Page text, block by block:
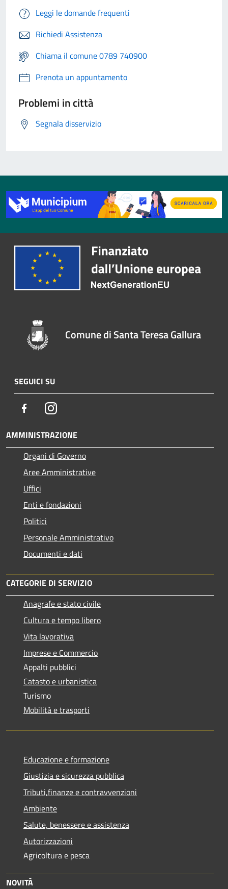
Leggi le domande frequenti
Richiedi Assistenza
Chiama il comune 0789 740900
Prenota un appuntamento
Problemi in città
Segnala disservizio
Comune di Santa Teresa Gallura
SEGUICI SU
FacebookInstagram
AMMINISTRAZIONE
Organi di Governo
Aree Amministrative
Uffici
Enti e fondazioni
Politici
Personale Amministrativo
Documenti e dati
CATEGORIE DI SERVIZIO
Anagrafe e stato civile
Cultura e tempo libero
Vita lavorativa
Imprese e Commercio
Appalti pubblici
Catasto e urbanistica
Turismo
Mobilità e trasporti
Educazione e formazione
Giustizia e sicurezza pubblica
Tributi,finanze e contravvenzioni
Ambiente
Salute, benessere e assistenza
Autorizzazioni
Agricoltura e pesca
NOVITÀ